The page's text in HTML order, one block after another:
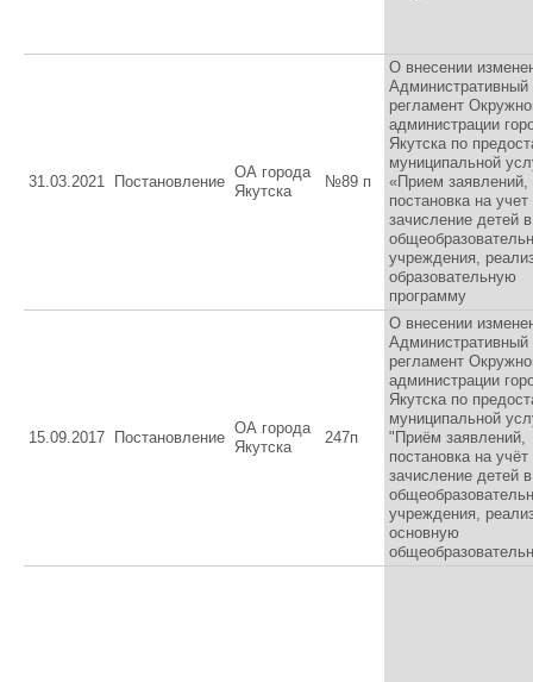
31.03.2021 Постановление
ОА города
Якутска
№89 п
О внесении
Административный
регламент
администрации
Якутска по
муниципальной
«Прием заявлений,
постановка на учет
зачисление детей в
учреждения,
образовательную
программу
15.09.2017 Постановление
ОА города
Якутска
247п
О внесении
Административный
регламент
администрации
Якутска по
муниципальной
"Приём заявлений,
постановка на учёт
зачисление детей в
учреждения,
основную
общеобразовательн